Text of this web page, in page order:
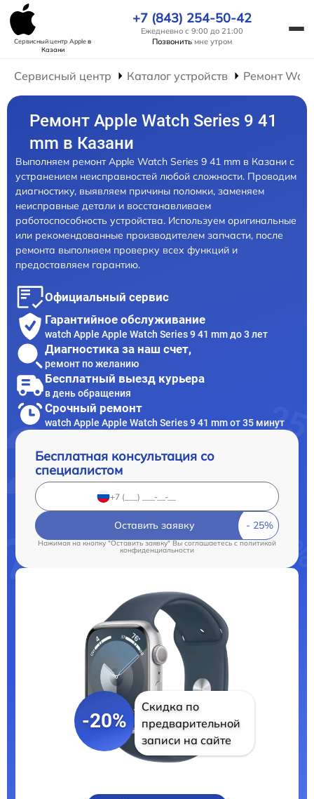
Сервисный центр Appleв
Казани
+7 (843) 254-50-42
Ежедневно с 9:00 до 21:00
Позвонить мне утром
Сервисный центр Каталог устройств Ремонт
Ремонт Apple Watch Series 9 41
mm в Казани
Выполняем ремонт Apple Watch Series 9 41 mm в Казани с
устранением неисправностей любой сложности. Проводим
диагностику, выявляем причины поломки, заменяем
неисправные детали и восстанавливаем
работоспособность устройства. Используем оригинальные
или рекомендованные производителем запчасти, после
ремонта выполняем проверку всех функций и
предоставляем гарантию.
Официальный сервис
Гарантийное обслуживание
watch Apple Apple Watch Series 9 41 mm до 3 лет
Диагностика за наш счет,
ремонт по желанию
Бесплатный выезд курьера
в день обращения
Срочный ремонт
watch Apple Apple Watch Series 9 41 mm от 35 минут
Бесплатная консультация со
специалистом
Оставить заявку
Нажимая на кнопку "Оставить заявку" Вы соглашаетесь cполитикой
конфиденциальности
-20%
Скидка по
предварительной
записи на сайте